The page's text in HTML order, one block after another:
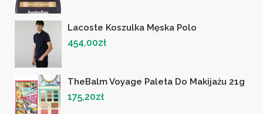
Lacoste Koszulka Męska Polo
454,00zł
TheBalm Voyage Paleta Do Makijażu 21g
175,20zł